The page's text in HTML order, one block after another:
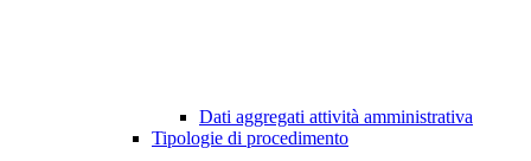
Dati aggregati attività amministrativa
Tipologie di procedimento